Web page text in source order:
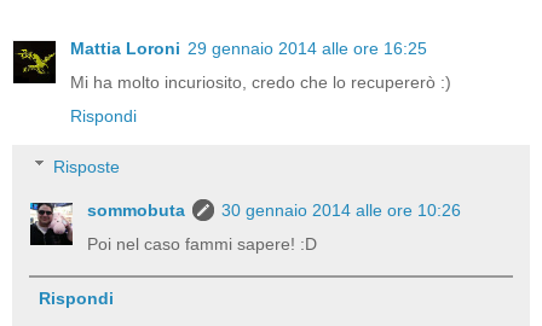
Mattia Loroni 29 gennaio 2014 alle ore 16:25
Mi ha molto incuriosito, credo che lo recupererò :)
Rispondi
Risposte
sommobuta
30 gennaio 2014 alle ore 10:26
Poi nel caso fammi sapere! :D
Rispondi